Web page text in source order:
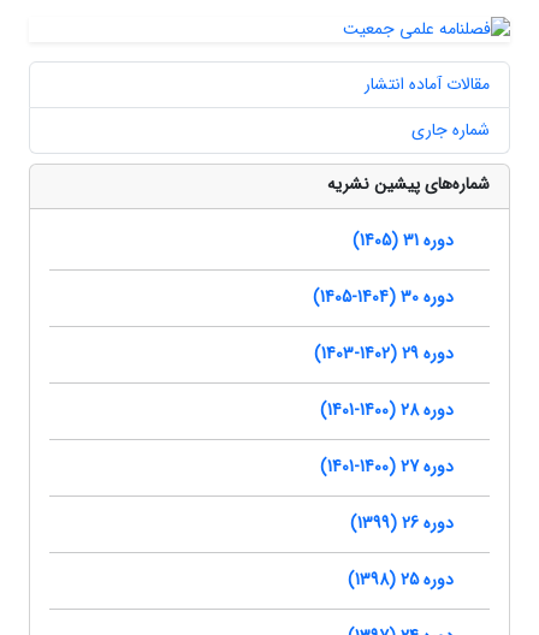
مقالات آماده انتشار
شماره جاری
شماره‌های پیشین نشریه
دوره 31 (1405)
دوره 30 (1404-1405)
دوره 29 (1402-1403)
دوره 28 (1400-1401)
دوره 27 (1400-1401)
دوره 26 (1399)
دوره 25 (1398)